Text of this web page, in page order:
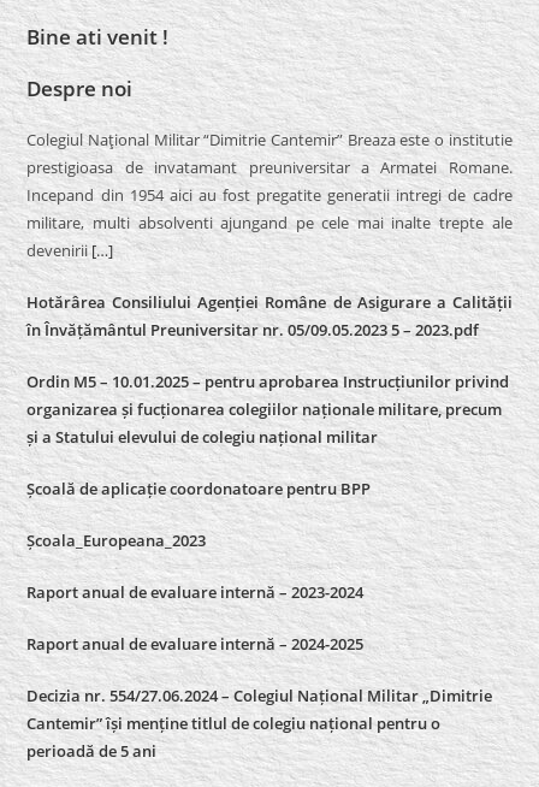
Bine ati venit !
Despre noi
Colegiul Naţional Militar “Dimitrie Cantemir” Breaza este o institutie
prestigioasa de invatamant preuniversitar a Armatei Romane.
Incepand din 1954 aici au fost pregatite generatii intregi de cadre
militare, multi absolventi ajungand pe cele mai inalte trepte ale
devenirii […]
Hotărârea Consiliului Agenției Române de Asigurare a Calității
în Învățământul Preuniversitar nr. 05/09.05.2023 5 – 2023.pdf
Ordin M5 – 10.01.2025 – pentru aprobarea Instrucțiunilor privind
organizarea și fucționarea colegiilor naționale militare, precum
și a Statului elevului de colegiu național militar
Școală de aplicație coordonatoare pentru BPP
Școala_Europeana_2023
Raport anual de evaluare internă – 2023-2024
Raport anual de evaluare internă –2024-2025
Decizia nr. 554/27.06.2024 – Colegiul Național Militar „Dimitrie
Cantemir” își menține titlul de colegiu național pentru o
perioadă de 5 ani